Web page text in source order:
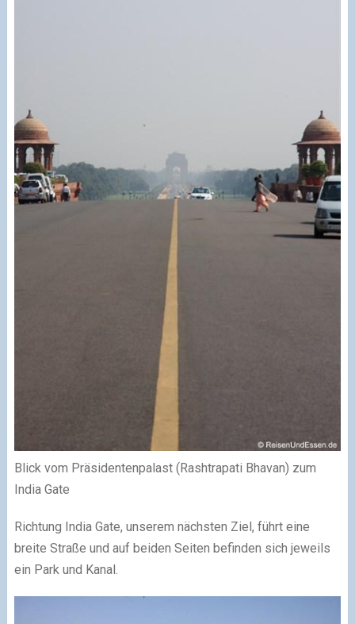
Blick vom Präsidentenpalast (Rashtrapati Bhavan) zum
India Gate
Richtung India Gate, unserem nächsten Ziel, führt eine
breite Straße und auf beiden Seiten befinden sich jeweils
ein Park und Kanal.